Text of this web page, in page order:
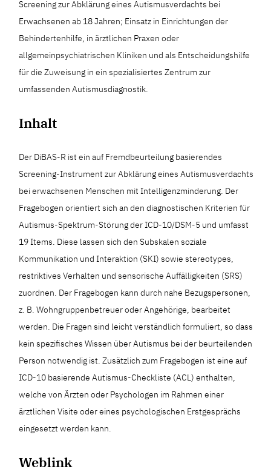
Screening zur Abklärung eines Autismusverdachts bei
Erwachsenen ab 18 Jahren; Einsatz in Einrichtungen der
Behindertenhilfe, in ärztlichen Praxen oder
allgemeinpsychiatrischen Kliniken und als Entscheidungshilfe
für die Zuweisung in ein spezialisiertes Zentrum zur
umfassenden Autismusdiagnostik.
Inhalt
Der DiBAS-R ist ein auf Fremdbeurteilung basierendes
Screening-Instrument zur Abklärung eines Autismusverdachts
bei erwachsenen Menschen mit Intelligenzminderung. Der
Fragebogen orientiert sich an den diagnostischen Kriterien für
Autismus-Spektrum-Störung der ICD-10/DSM-5 und umfasst
19 Items. Diese lassen sich den Subskalen soziale
Kommunikation und Interaktion (SKI) sowie stereotypes,
restriktives Verhalten und sensorische Auffälligkeiten (SRS)
zuordnen. Der Fragebogen kann durch nahe Bezugspersonen,
z. B. Wohngruppenbetreuer oder Angehörige, bearbeitet
werden. Die Fragen sind leicht verständlich formuliert, so dass
kein spezifisches Wissen über Autismus bei der beurteilenden
Person notwendig ist. Zusätzlich zum Fragebogen ist eine auf
ICD-10 basierende Autismus-Checkliste (ACL) enthalten,
welche von Ärzten oder Psychologen im Rahmen einer
ärztlichen Visite oder eines psychologischen Erstgesprächs
eingesetzt werden kann.
Weblink